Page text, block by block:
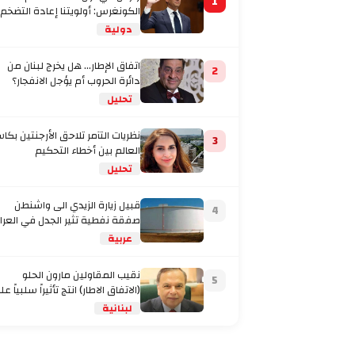
الكونغرس: أولويتنا إعادة التضخم
إلى المستهدف
دولية
2 اتفاق الإطار... هل يخرج لبنان من
دائرة الحروب أم يؤجل الانفجار؟
تحليل
3 نظريات التآمر تلاحق الأرجنتين
العالم بين أخطاء التحكيم
والاتهامات بتفصيل
تحليل
4 قبيل زيارة الزيدي الى واشنطن
صفقة نفطية تثير الجدل في
عربية
5 نقيب المقاولين مارون الحلو
(الاتفاق الاطار) انتج تأثيراً سلبياً على
لبنانية